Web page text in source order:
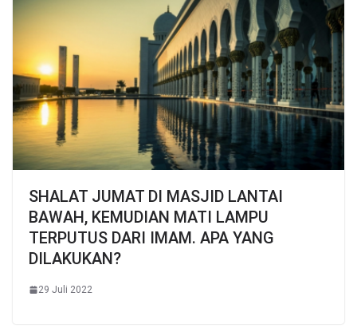
SHALAT JUMAT DI MASJID LANTAI
BAWAH, KEMUDIAN MATI LAMPU
TERPUTUS DARI IMAM. APA YANG
DILAKUKAN?
29 Juli 2022